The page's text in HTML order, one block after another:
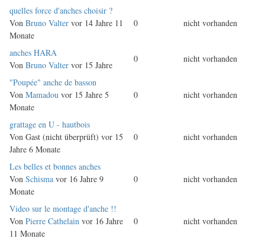
Normales
Thema
quelles force d'anches choisir ?
Von Bruno Valter vor 14 Jahre 11
Monate
0 nicht vorhanden
Normales
Thema
anches HARA
Von Bruno Valter vor 15 Jahre
0 nicht vorhanden
Normales
Thema
"Poupée" anche de basson
Von Mamadou vor 15 Jahre 5
Monate
0 nicht vorhanden
Normales
Thema
grattage en U - hautbois
Von Gast (nicht überprüft) vor 15
Jahre 6 Monate
0 nicht vorhanden
Normales
Thema
Les belles et bonnes anches
Von Schisma vor 16 Jahre 9
Monate
0 nicht vorhanden
Normales
Thema
Video sur le montage d'anche !!
Von Pierre Cathelain vor 16 Jahre
11 Monate
0 nicht vorhanden